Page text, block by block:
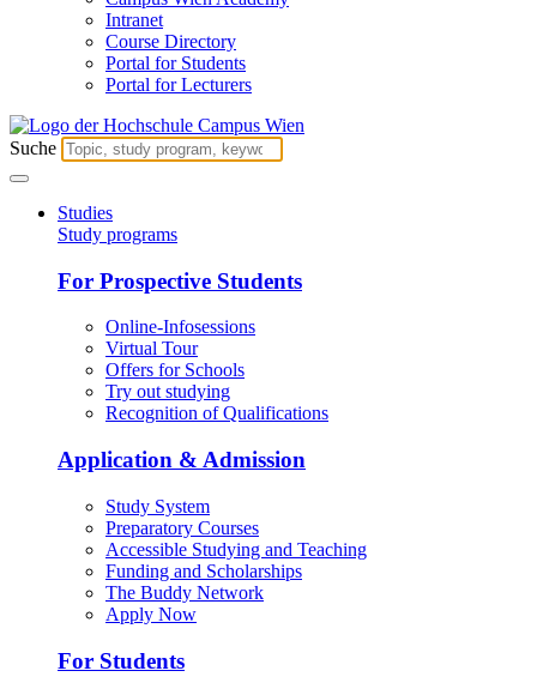
Intranet
Course Directory
Portal for Students
Portal for Lecturers
Suche
Studies
Study programs
For Prospective Students
Online-Infosessions
Virtual Tour
Offers for Schools
Try out studying
Recognition of Qualifications
Application & Admission
Study System
Preparatory Courses
Accessible Studying and Teaching
Funding and Scholarships
The Buddy Network
Apply Now
For Students